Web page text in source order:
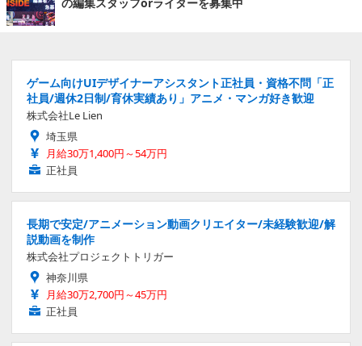
ゲーム向けUIデザイナーアシスタント正社員・資格不問「正
社員/週休2日制/育休実績あり」アニメ・マンガ好き歓迎
株式会社Le Lien
埼玉県
月給30万1,400円～54万円
正社員
長期で安定/アニメーション動画クリエイター/未経験歓迎/解
説動画を制作
株式会社プロジェクトトリガー
神奈川県
月給30万2,700円～45万円
正社員